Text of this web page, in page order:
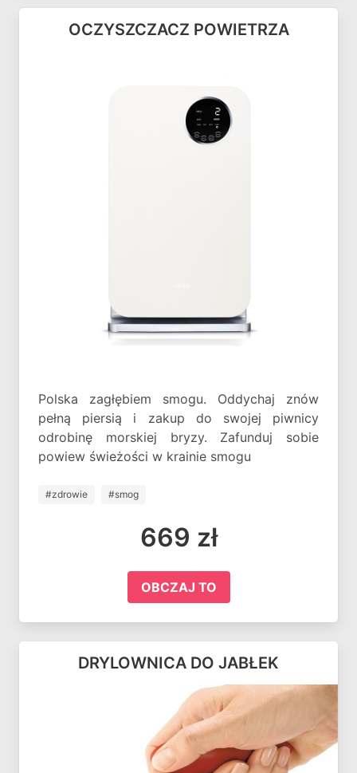
OCZYSZCZACZ POWIETRZA
Polska zagłębiem smogu. Oddychaj znów
pełną piersią i zakup do swojej piwnicy
odrobinę morskiej bryzy. Zafunduj sobie
powiew świeżości w krainie smogu
#zdrowie #smog
669 zł
OBCZAJ TO
DRYLOWNICA DO JABŁEK